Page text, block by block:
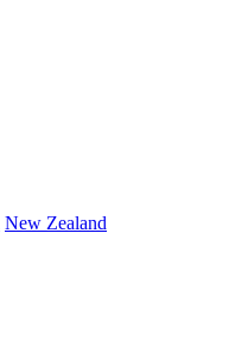
New Zealand